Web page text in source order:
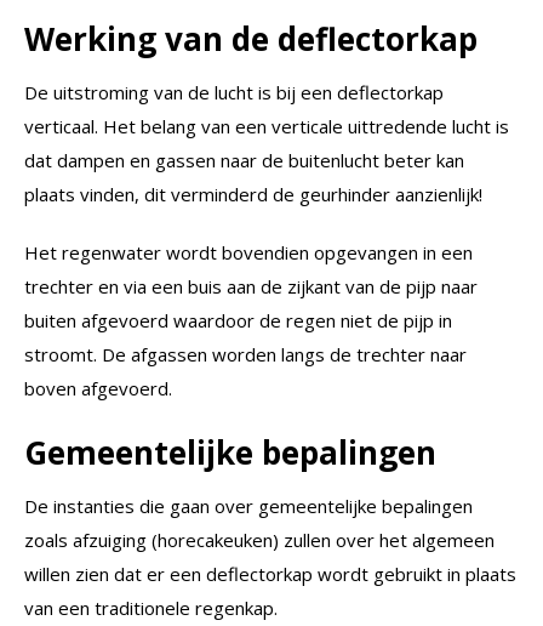
Werking van de deflectorkap
De uitstroming van de lucht is bij een deflectorkap
verticaal. Het belang van een verticale uittredende lucht is
dat dampen en gassen naar de buitenlucht beter kan
plaats vinden, dit verminderd de geurhinder aanzienlijk!
Het regenwater wordt bovendien opgevangen in een
trechter en via een buis aan de zijkant van de pijp naar
buiten afgevoerd waardoor de regen niet de pijp in
stroomt. De afgassen worden langs de trechter naar
boven afgevoerd.
Gemeentelijke bepalingen
De instanties die gaan over gemeentelijke bepalingen
zoals afzuiging (horecakeuken) zullen over het algemeen
willen zien dat er een deflectorkap wordt gebruikt in plaats
van een traditionele regenkap.